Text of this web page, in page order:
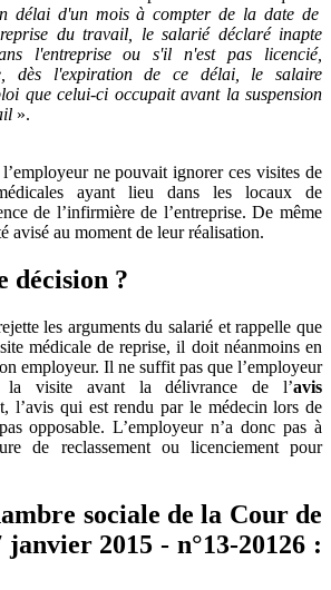
délai d'un mois à compter de la date de
du travail, le salarié déclaré inapte
l'entreprise ou s'il n'est pas licencié,
dès l'expiration de ce délai, le salaire
que celui-ci occupait avant la suspension
».
ne pouvait ignorer ces visites de
ayant lieu dans les locaux de
de l’infirmière de l’entreprise. De même
avisé au moment de leur réalisation.
décision ?
les arguments du salarié et rappelle que
médicale de reprise, il doit néanmoins en
employeur. Il ne suffit pas que l’employeur
la visite avant la délivrance de l’avis
l’avis qui est rendu par le médecin lors de
opposable. L’employeur n’a donc pas à
de reclassement ou licenciement pour
sociale de la Cour de
janvier 2015 - n°13-20126 :